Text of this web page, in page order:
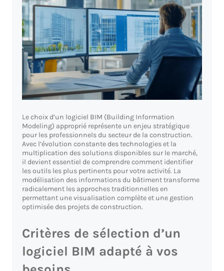
Le choix d’un logiciel BIM (Building Information
Modeling) approprié représente un enjeu stratégique
pour les professionnels du secteur de la construction.
Avec l’évolution constante des technologies et la
multiplication des solutions disponibles sur le marché,
il devient essentiel de comprendre comment identifier
les outils les plus pertinents pour votre activité. La
modélisation des informations du bâtiment transforme
radicalement les approches traditionnelles en
permettant une visualisation complète et une gestion
optimisée des projets de construction.
Critères de sélection d’un
logiciel BIM adapté à vos